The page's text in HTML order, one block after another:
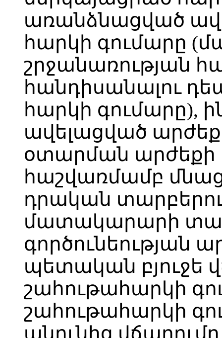
առանձնացված
հարկի գումարը
շրջանառության
հանդիսանալու
հարկի գումարը),
ավելացված
օտարման արժեքի
հաշվառմամբ
դրական
մատակարարի
գործունեության
պետական բյուջե
շահութահարկի
շահութահարկի
անունից